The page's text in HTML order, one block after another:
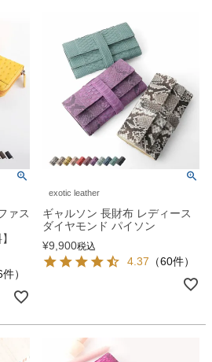
ァス
件）
exotic leather
ギャルソン 長財布 レディース
ダイヤモンド パイソン
¥9,900税込
4.37 （60件）